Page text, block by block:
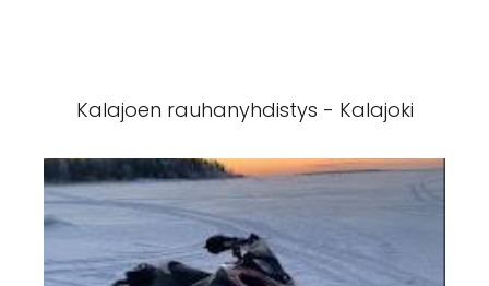
Kalajoen rauhanyhdistys - Kalajoki